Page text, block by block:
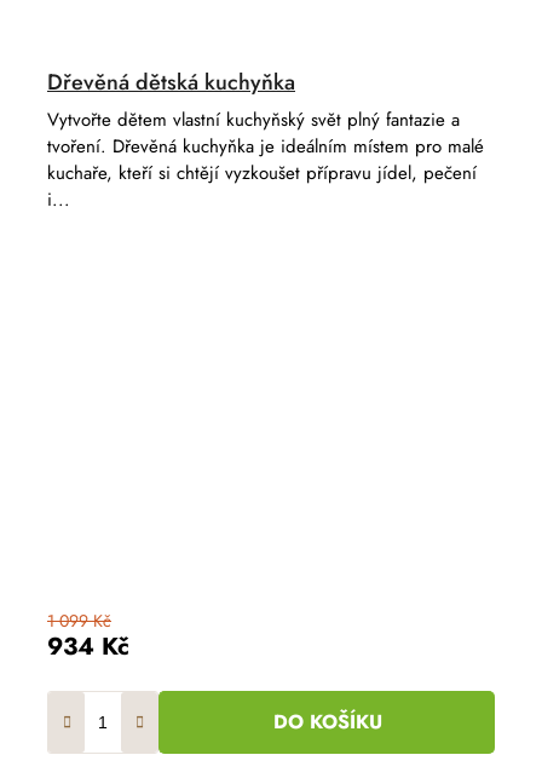
Dřevěná dětská kuchyňka
934 Kč
1 099 Kč
DO KOŠÍKU
Vytvořte dětem vlastní kuchyňský svět plný fantazie a
tvoření. Dřevěná kuchyňka je ideálním místem pro malé
kuchaře, kteří si chtějí vyzkoušet přípravu jídel, pečení
i...